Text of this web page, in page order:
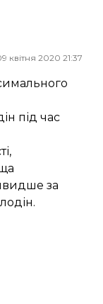
квітня 2020 21:37
під час
за